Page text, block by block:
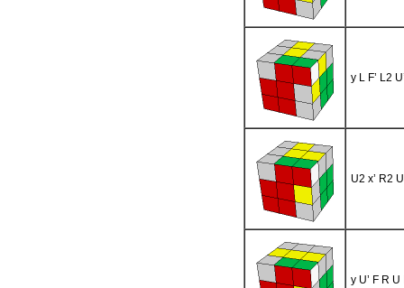
y L F’ L2
U2 x’ R2
y U’ F R U